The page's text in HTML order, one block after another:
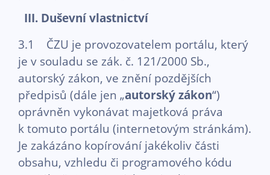
III. Duševní vlastnictví
3.1 ČZU je provozovatelem portálu, který
je v souladu se zák. č. 121/2000 Sb.,
autorský zákon, ve znění pozdějších
předpisů (dále jen „autorský zákon“)
oprávněn vykonávat majetková práva
k tomuto portálu (internetovým stránkám).
Je zakázáno kopírování jakékoliv části
obsahu, vzhledu či programového kódu